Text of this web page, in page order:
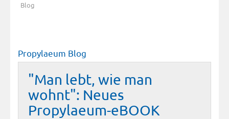
Blog
Propylaeum Blog
"Man lebt, wie man
wohnt": Neues
Propylaeum-eBOOK